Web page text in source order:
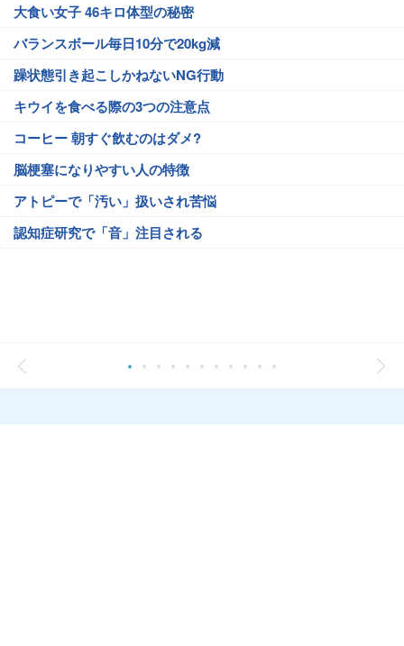
大食い女子 46キロ体型の秘密
バランスボール毎日10分で20kg減
躁状態引き起こしかねないNG行動
キウイを食べる際の3つの注意点
コーヒー 朝すぐ飲むのはダメ?
脳梗塞になりやすい人の特徴
アトピーで「汚い」扱いされ苦悩
認知症研究で「音」注目される